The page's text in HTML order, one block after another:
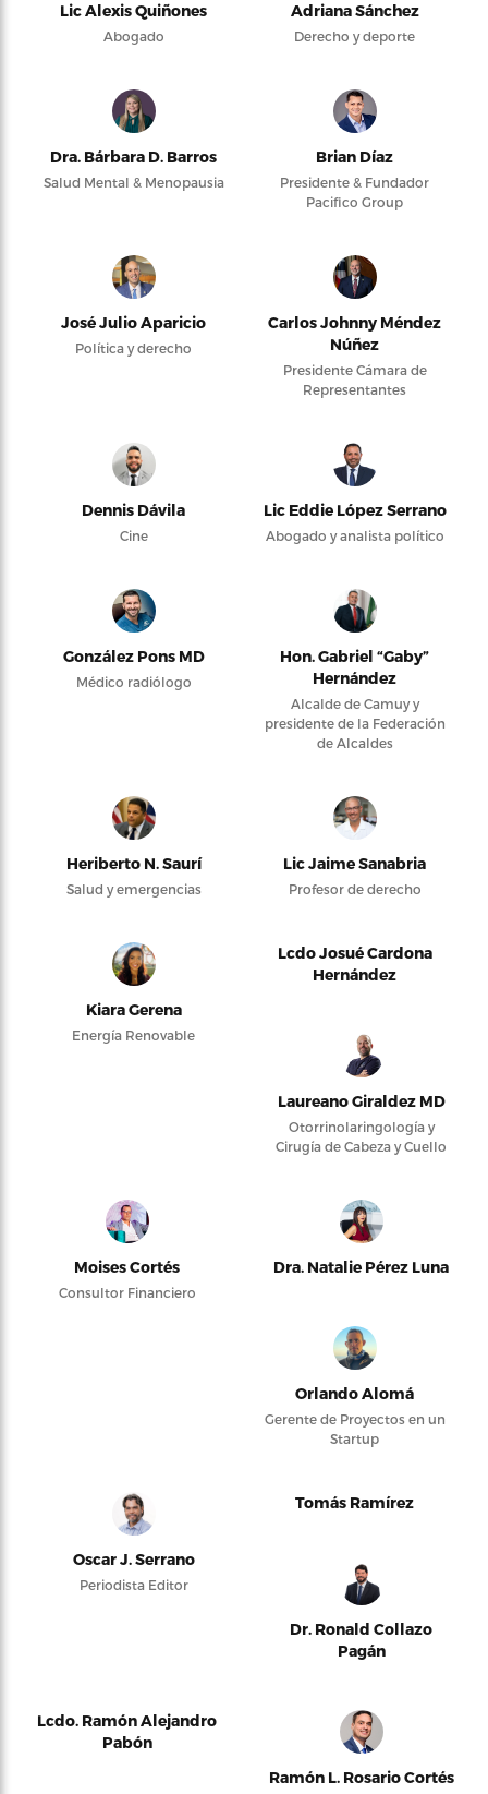
Lic Alexis Quiñones
Abogado
Adriana Sánchez
Derecho y deporte
Dra. Bárbara D. Barros
Salud Mental & Menopausia
Brian Díaz
Presidente & Fundador
Pacifico Group
José Julio Aparicio
Política y derecho
Carlos Johnny Méndez
Núñez
Presidente Cámara de
Representantes
Dennis Dávila
Cine
Lic Eddie López Serrano
Abogado y analista político
González Pons MD
Médico radiólogo
Hon. Gabriel “Gaby”
Hernández
Alcalde de Camuy y
presidente de la Federación
de Alcaldes
Heriberto N. Saurí
Salud y emergencias
Lic Jaime Sanabria
Profesor de derecho
Kiara Gerena
Energía Renovable
Lcdo Josué Cardona
Hernández
Laureano Giraldez MD
Otorrinolaringología y
Cirugía de Cabeza y Cuello
Moises Cortés
Consultor Financiero
Dra. Natalie Pérez Luna
Orlando Alomá
Gerente de Proyectos en un
Startup
Oscar J. Serrano
Periodista Editor
Tomás Ramírez
Dr. Ronald Collazo
Pagán
Lcdo. Ramón Alejandro
Pabón
Ramón L. Rosario Cortés